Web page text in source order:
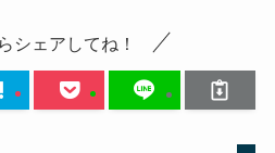
シェアしてね！